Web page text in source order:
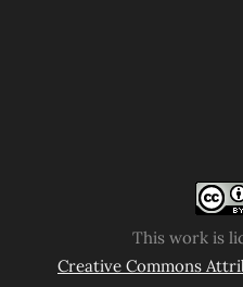
This work is
Creative Commons